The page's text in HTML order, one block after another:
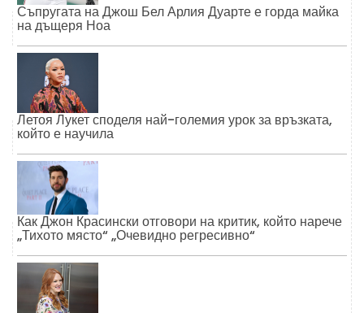
Съпругата на Джош Бел Арлия Дуарте е горда майка
на дъщеря Ноа
Летоя Лукет споделя най-големия урок за връзката,
който е научила
Как Джон Красински отговори на критик, който нарече
„Тихото място“ „Очевидно регресивно“